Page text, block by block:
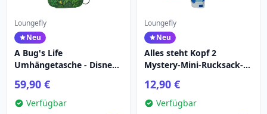
Loungefly
Neu
A Bug's Life
Umhängetasche - Disney
59,90 €
Verfügbar
Loungefly
Neu
Alles steht Kopf 2
Mystery-Mini-Rucksack-
Disney Pixar Loungefly
12,90 €
Verfügbar